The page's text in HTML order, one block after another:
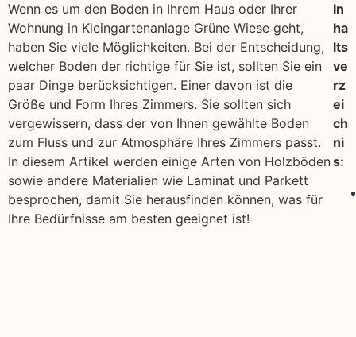
Wenn es um den Boden in Ihrem Haus oder Ihrer
Wohnung in Kleingartenanlage Grüne Wiese geht,
haben Sie viele Möglichkeiten. Bei der Entscheidung,
welcher Boden der richtige für Sie ist, sollten Sie ein
paar Dinge berücksichtigen. Einer davon ist die
Größe und Form Ihres Zimmers. Sie sollten sich
vergewissern, dass der von Ihnen gewählte Boden
zum Fluss und zur Atmosphäre Ihres Zimmers passt.
In diesem Artikel werden einige Arten von Holzböden
sowie andere Materialien wie Laminat und Parkett
besprochen, damit Sie herausfinden können, was für
Ihre Bedürfnisse am besten geeignet ist!
In
ha
lts
ve
rz
ei
ch
ni
s: